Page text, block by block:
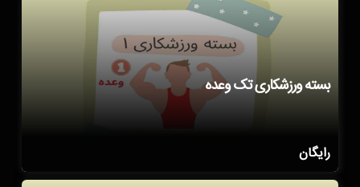
بسته ورزشکاری تک وعده
رایگان